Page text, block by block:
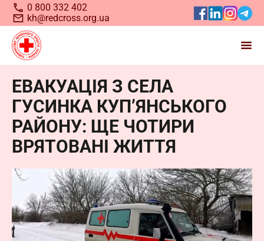
0 800 332 402
kh@redcross.org.ua
ЕВАКУАЦІЯ З СЕЛА
ГУСИНКА КУП’ЯНСЬКОГО
РАЙОНУ: ЩЕ ЧОТИРИ
ВРЯТОВАНІ ЖИТТЯ
Станьте волонтером
УкраїнськогоЧервоного
Хреста